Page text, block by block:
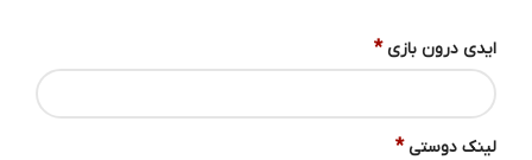
ایدی درون بازی *
لینک دوستی *